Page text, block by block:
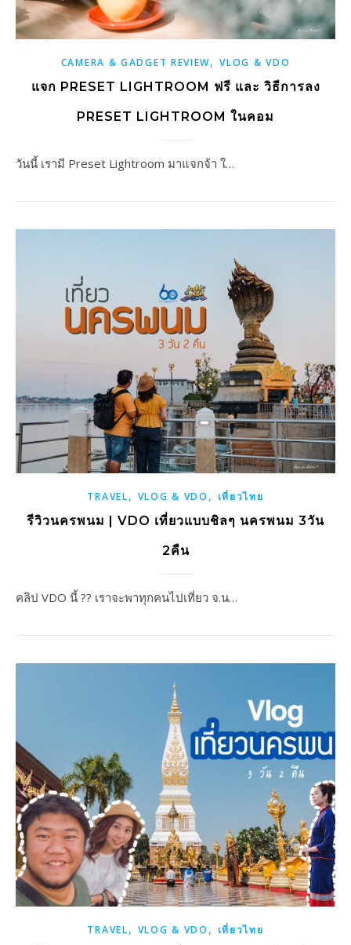
CAMERA & GADGET REVIEW,VLOG & VDO
แจก PRESET LIGHTROOM ฟรี และ วิธีการลง
PRESET LIGHTROOM ในคอม
วันนี้ เรามี Preset Lightroom มาแจกจ้า ใ…
TRAVEL, VLOG & VDO , เที่ยวไทย
รีวิวนครพนม | VDO เที่ยวแบบชิลๆ นครพนม 3วัน
2คืน
คลิป VDO นี้ ?? เราจะพาทุกคนไปเที่ยว จ.น…
TRAVEL, VLOG & VDO , เที่ยวไทย